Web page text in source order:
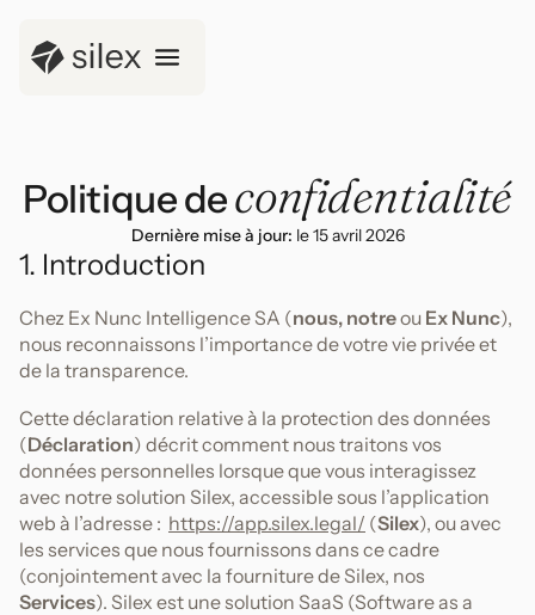
Politique deconfidentialité
Dernière mise à jour: le 15 avril 2026
1. Introduction
Chez Ex Nunc Intelligence SA (nous, notreou Ex Nunc),
nous reconnaissons l’importance de votre vie privée et
de la transparence.
Cette déclaration relative à la protection des données
(Déclaration) décrit comment nous traitons vos
données personnelles lorsque que vous interagissez
avec notre solution Silex, accessible sous l’application
web à l’adresse : https://app.silex.legal/ (Silex), ou avec
les services que nous fournissons dans ce cadre
(conjointement avec la fourniture de Silex, nos
Services). Silex est une solution SaaS (Software as a